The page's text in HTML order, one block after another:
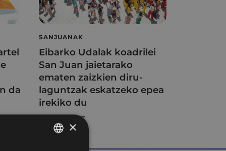
da
SANJUANAK
Eibarko Udalak koadrilei
San Juan jaietarako
ematen zaizkien diru-
laguntzak eskatzeko epea
irekiko du
2026/04/27
×